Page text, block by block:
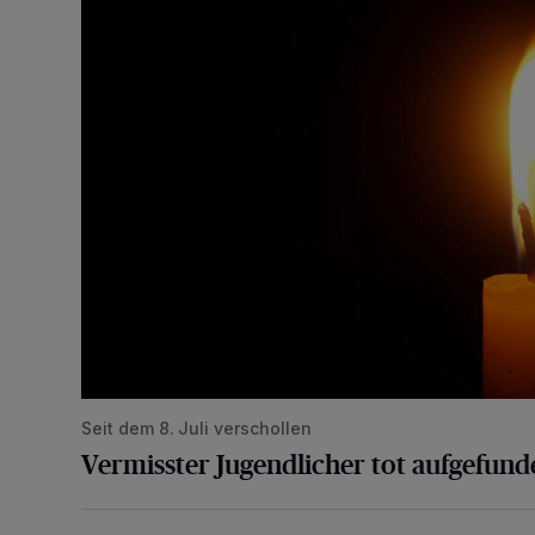
Seit dem 8. Juli verschollen
Vermisster Jugendlicher tot